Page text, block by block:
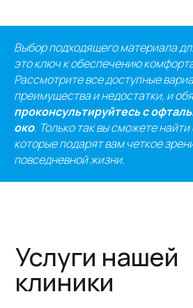
Выбор подходящего материала
это ключ к обеспечению
Рассмотрите все доступные
преимущества и недостатки, и
проконсультируйтесь с
око. Только так вы сможете
которые подарят вам четкое
повседневной жизни.
Услуги нашей
клиники